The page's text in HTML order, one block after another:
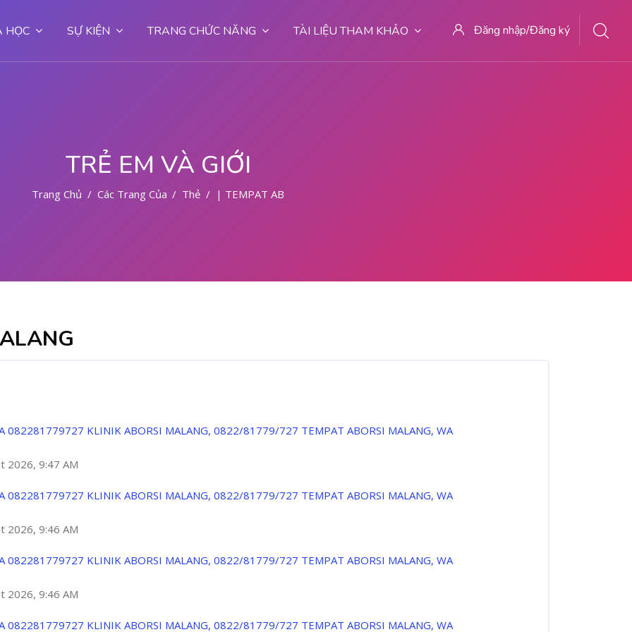
HỌC SỰ KIỆN TRANG CHỨC NĂNG TÀI LIỆU THAM KHẢO Đăng nhập/Đăng ký
TRẺ EM VÀ GIỚI
Trang Chủ Các Trang Của Hệ Thống
Thẻ | TEMPAT ABORSI DI MALANG
082281779727 KLINIK ABORSI MALANG, 0822/81779/727 TEMPAT ABORSI MALANG, WA
2026, 9:47 AM
082281779727 KLINIK ABORSI MALANG, 0822/81779/727 TEMPAT ABORSI MALANG, WA
2026, 9:46 AM
082281779727 KLINIK ABORSI MALANG, 0822/81779/727 TEMPAT ABORSI MALANG, WA
2026, 9:46 AM
082281779727 KLINIK ABORSI MALANG, 0822/81779/727 TEMPAT ABORSI MALANG, WA